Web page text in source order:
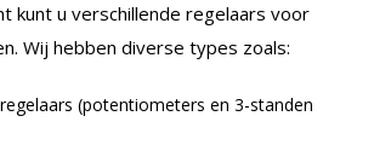
kunt u verschillende regelaars voor
Wij hebben diverse types zoals:
(potentiometers en 3-standen